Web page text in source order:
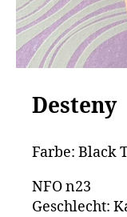
Desteny
Farbe: Black
NFO n23
Geschlecht: